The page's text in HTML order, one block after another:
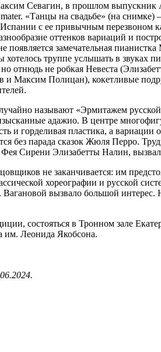
Севагин, в прошлом
«Танцы на свадьбе» (на снимке)
с ее привычным перезвоном
оттенков вариаций и
появляется замечательная
труппе услышать в звуках
но отнюдь не робкая Невеста
Максим Полицан), кокетливые
называют «Эрмитажем
адажио. В центре
и горделивая пластика, а
без парада сказок Жюля Перро.
Сирени Элизабетты Налин,
не заканчивается: им
хореографии и русской
вызвало большой
состояться в Тронном зале
им. Леонида Якобсона.